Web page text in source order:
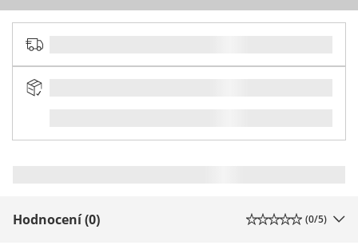
Hodnocení (0) (0/5)